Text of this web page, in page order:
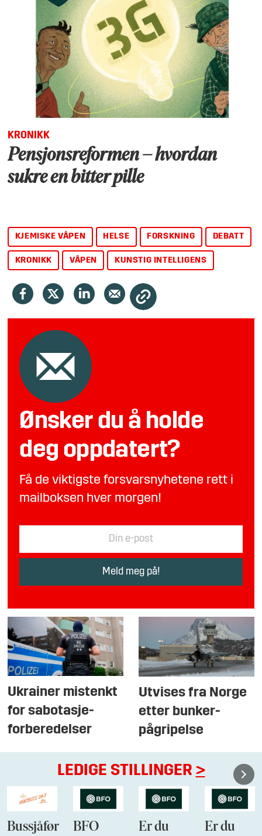
KRONIKK
Pensjonsreformen – hvordan
sukre en bitter pille
KJEMISKE VÅPEN HELSE FORSKNING DEBATT
KRONIKK VÅPEN KUNSTIG INTELLIGENS
Ønsker du å holde
deg oppdatert?
Få de viktigste forsvarsnyhetene rett i
mailboksen hver morgen!
Ukrainer mistenkt
for sabotasje-
forberedelser
Utvises fra Norge
etter bunker-
pågripelse
LEDIGE STILLINGER >
Bussjåfør
BFO
Er du
Er du